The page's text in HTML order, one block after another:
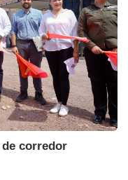
corredor